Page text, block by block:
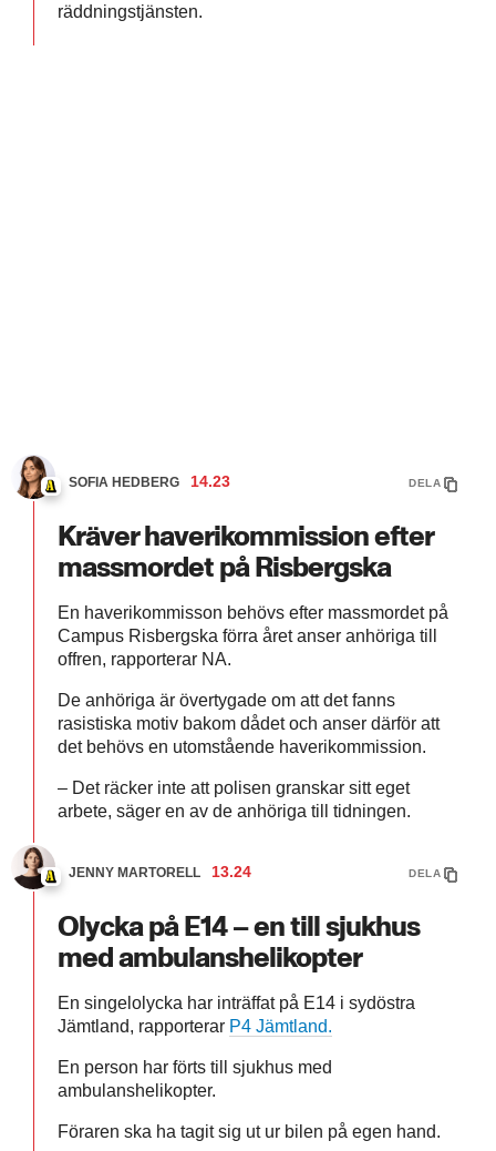
räddningstjänsten.
SOFIA HEDBERG 14.23 DELA
Kräver haverikommission efter
massmordet på Risbergska
En haverikommisson behövs efter massmordet på
Campus Risbergska förra året anser anhöriga till
offren, rapporterar NA.
De anhöriga är övertygade om att det fanns
rasistiska motiv bakom dådet och anser därför att
det behövs en utomstående haverikommission.
– Det räcker inte att polisen granskar sitt eget
arbete, säger en av de anhöriga till tidningen.
JENNY MARTORELL 13.24 DELA
Olycka på E14 – en till sjukhus
med ambulanshelikopter
En singelolycka har inträffat på E14 i sydöstra
Jämtland, rapporterar P4 Jämtland.
En person har förts till sjukhus med
ambulanshelikopter.
Föraren ska ha tagit sig ut ur bilen på egen hand.